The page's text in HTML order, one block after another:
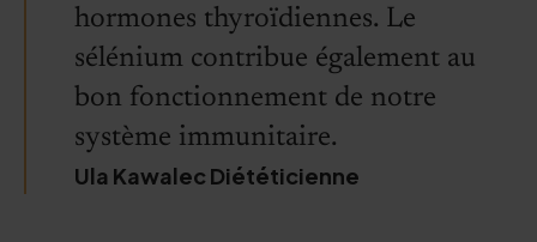
hormones thyroïdiennes. Le
sélénium contribue également au
bon fonctionnement de notre
système immunitaire.
Ula Kawalec Diététicienne